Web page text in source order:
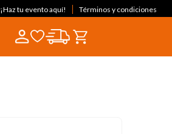
¡Haz tu evento aquí! Términos y condiciones